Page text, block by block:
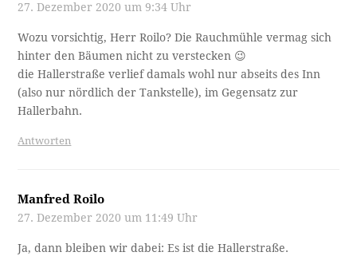
27. Dezember 2020 um 9:34 Uhr
Wozu vorsichtig, Herr Roilo? Die Rauchmühle vermag sich
hinter den Bäumen nicht zu verstecken 😉
die Hallerstraße verlief damals wohl nur abseits des Inn
(also nur nördlich der Tankstelle), im Gegensatz zur
Hallerbahn.
Antworten
Manfred Roilo
27. Dezember 2020 um 11:49 Uhr
Ja, dann bleiben wir dabei: Es ist die Hallerstraße.